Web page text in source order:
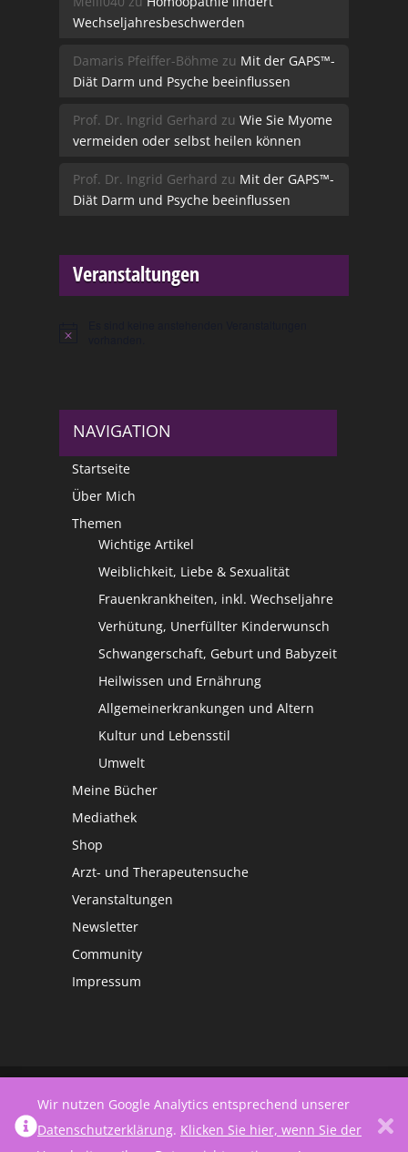
Wechseljahresbeschwerden
Damaris Pfeiffer-Böhme zu Mit der GAPS™-
Diät Darm und Psyche beeinflussen
Prof. Dr. Ingrid Gerhard zu Wie Sie Myome
vermeiden oder selbst heilen können
Prof. Dr. Ingrid Gerhard zu Mit der GAPS™-
Diät Darm und Psyche beeinflussen
Veranstaltungen
Hinweis
NAVIGATION
Startseite
Über Mich
Themen
Wichtige Artikel
Weiblichkeit, Liebe & Sexualität
Frauenkrankheiten, inkl. Wechseljahre
Verhütung, Unerfüllter Kinderwunsch
Schwangerschaft, Geburt und Babyzeit
Heilwissen und Ernährung
Allgemeinerkrankungen und Altern
Kultur und Lebensstil
Umwelt
Meine Bücher
Mediathek
Shop
Arzt- und Therapeutensuche
Veranstaltungen
Newsletter
Community
Impressum
Wir nutzen Google Analytics entsprechend unserer
Datenschutzerklärung. Klicken Sie hier, wenn Sie der